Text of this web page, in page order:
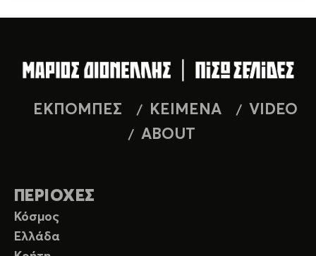
ΕΚΠΟΜΠΕΣ ΚΕΙΜΕΝΑ
VIDEO
ABOUT
ΠΕΡΙΟΧΕΣ
Κόσμος
Ελλάδα